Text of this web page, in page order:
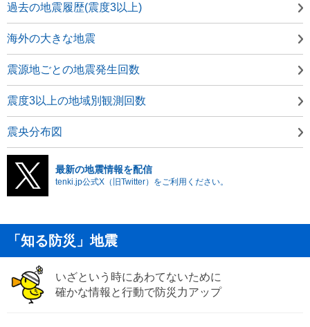
過去の地震履歴(震度3以上)
海外の大きな地震
震源地ごとの地震発生回数
震度3以上の地域別観測回数
震央分布図
最新の地震情報を配信
tenki.jp公式X（旧Twitter）をご利用ください。
「知る防災」地震
いざという時にあわてないために
確かな情報と行動で防災力アップ